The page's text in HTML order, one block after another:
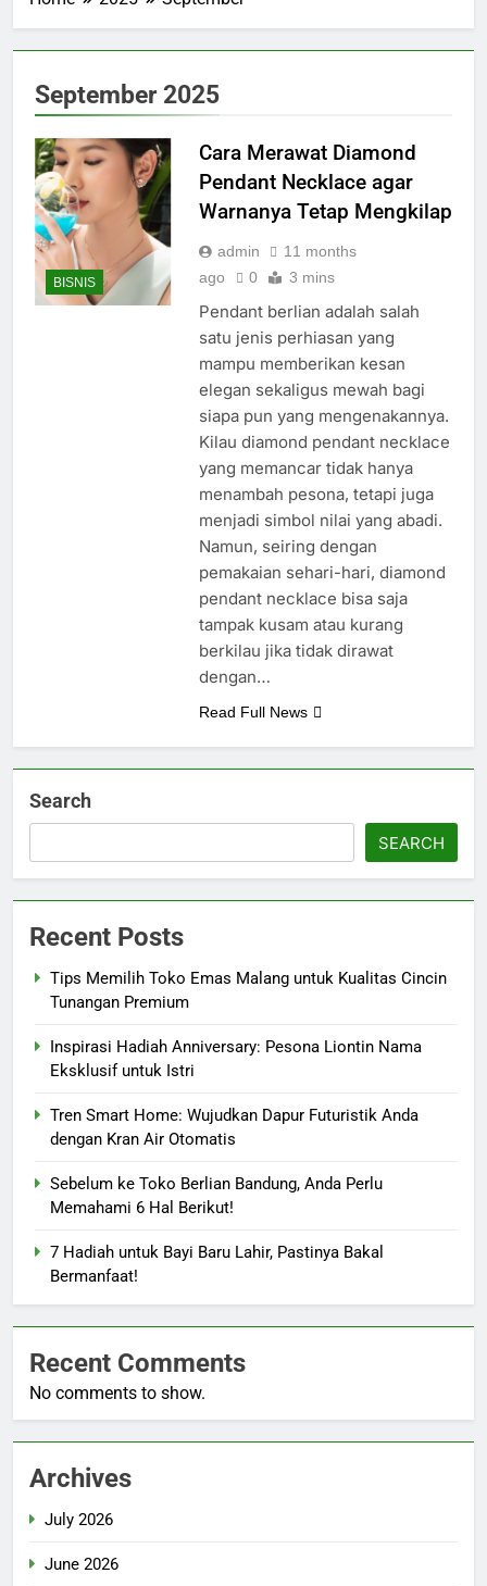
September 2025
BISNIS
Cara Merawat Diamond
Pendant Necklace agar
Warnanya Tetap Mengkilap
admin
11 months
ago
0 3 mins
Pendant berlian adalah salah
satu jenis perhiasan yang
mampu memberikan kesan
elegan sekaligus mewah bagi
siapa pun yang mengenakannya.
Kilau diamond pendant necklace
yang memancar tidak hanya
menambah pesona, tetapi juga
menjadi simbol nilai yang abadi.
Namun, seiring dengan
pemakaian sehari-hari, diamond
pendant necklace bisa saja
tampak kusam atau kurang
berkilau jika tidak dirawat
dengan…
Read Full News
Search
SEARCH
Recent Posts
Tips Memilih Toko Emas Malang untuk Kualitas Cincin
Tunangan Premium
Inspirasi Hadiah Anniversary: Pesona Liontin Nama
Eksklusif untuk Istri
Tren Smart Home: Wujudkan Dapur Futuristik Anda
dengan Kran Air Otomatis
Sebelum ke Toko Berlian Bandung, Anda Perlu
Memahami 6 Hal Berikut!
7 Hadiah untuk Bayi Baru Lahir, Pastinya Bakal
Bermanfaat!
Recent Comments
No comments to show.
Archives
July 2026
June 2026